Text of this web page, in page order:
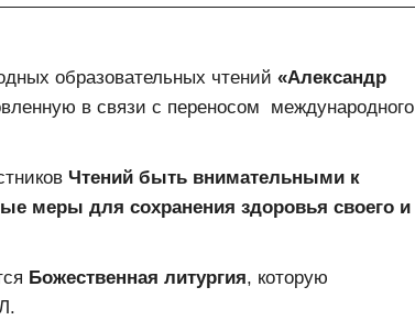
образовательных чтений «Александр
в связи с переносом международного
Чтений быть внимательными к
меры для сохранения здоровья своего и
Божественная литургия, которую